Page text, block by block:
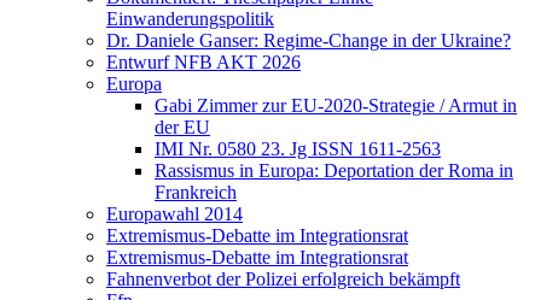
Einwanderungspolitik
Dr. Daniele Ganser: Regime-Change in der Ukraine?
Entwurf NFB AKT 2026
Europa
Gabi Zimmer zur EU-2020-Strategie / Armut in
der EU
IMI Nr. 0580 23. Jg ISSN 1611-2563
Rassismus in Europa: Deportation der Roma in
Frankreich
Europawahl 2014
Extremismus-Debatte im Integrationsrat
Extremismus-Debatte im Integrationsrat
Fahnenverbot der Polizei erfolgreich bekämpft